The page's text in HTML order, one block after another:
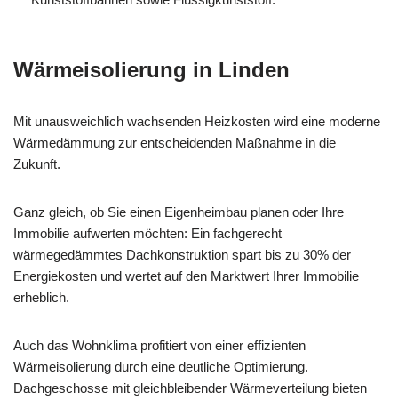
Wärmeisolierung in Linden
Mit unausweichlich wachsenden Heizkosten wird eine moderne
Wärmedämmung zur entscheidenden Maßnahme in die
Zukunft.
Ganz gleich, ob Sie einen Eigenheimbau planen oder Ihre
Immobilie aufwerten möchten: Ein fachgerecht
wärmegedämmtes Dachkonstruktion spart bis zu 30% der
Energiekosten und wertet auf den Marktwert Ihrer Immobilie
erheblich.
Auch das Wohnklima profitiert von einer effizienten
Wärmeisolierung durch eine deutliche Optimierung.
Dachgeschosse mit gleichbleibender Wärmeverteilung bieten